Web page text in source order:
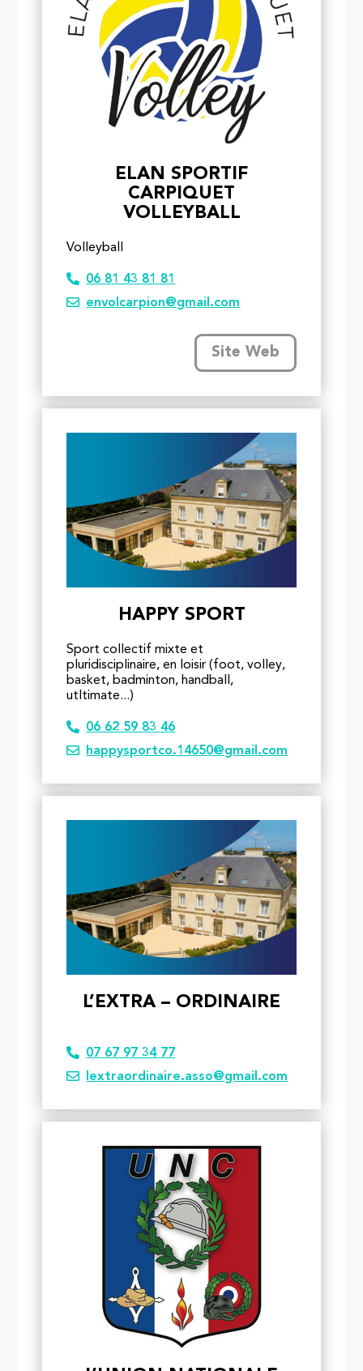
ELAN SPORTIF
CARPIQUET
VOLLEYBALL
Volleyball
06 81 43 81 81
envolcarpion@gmail.com
Site Web
HAPPY SPORT
Sport collectif mixte et
pluridisciplinaire, en loisir (foot, volley,
basket, badminton, handball,
utltimate...)
06 62 59 83 46
happysportco.14650@gmail.com
L’EXTRA – ORDINAIRE
07 67 97 34 77
lextraordinaire.asso@gmail.com